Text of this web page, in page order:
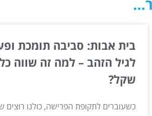
בית אבות: סביבה תומכת
לגיל הזהב – למה זה שווה
שקל?
כשעוברים לתקופת הפרישה, כולנו רוצים